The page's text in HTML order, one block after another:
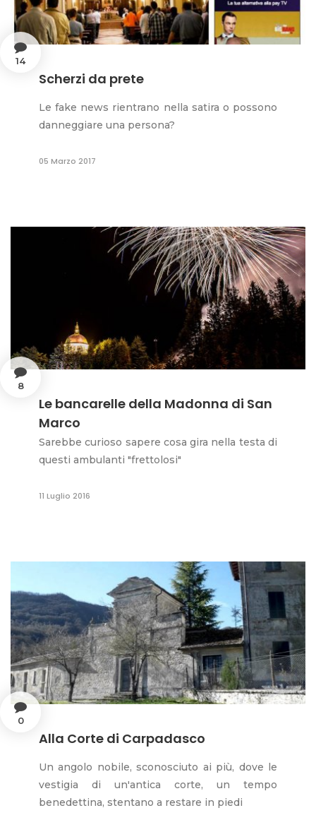
14
Scherzi da prete
Le fake news rientrano nella satira o possono
danneggiare una persona?
05 Marzo 2017
8
Le bancarelle della Madonna di San
Marco
Sarebbe curioso sapere cosa gira nella testa di
questi ambulanti "frettolosi"
11 Luglio 2016
0
Alla Corte di Carpadasco
Un angolo nobile, sconosciuto ai più, dove le
vestigia di un'antica corte, un tempo
benedettina, stentano a restare in piedi